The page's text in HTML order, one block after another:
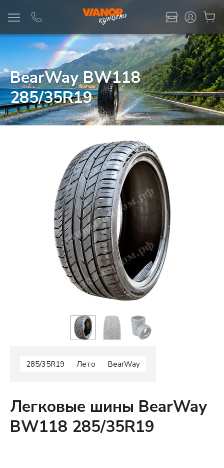
BearWay BW118
285/35R19
285/35R19 Лето BearWay
Легковые шины BearWay
BW118 285/35R19
Информация Фото товара